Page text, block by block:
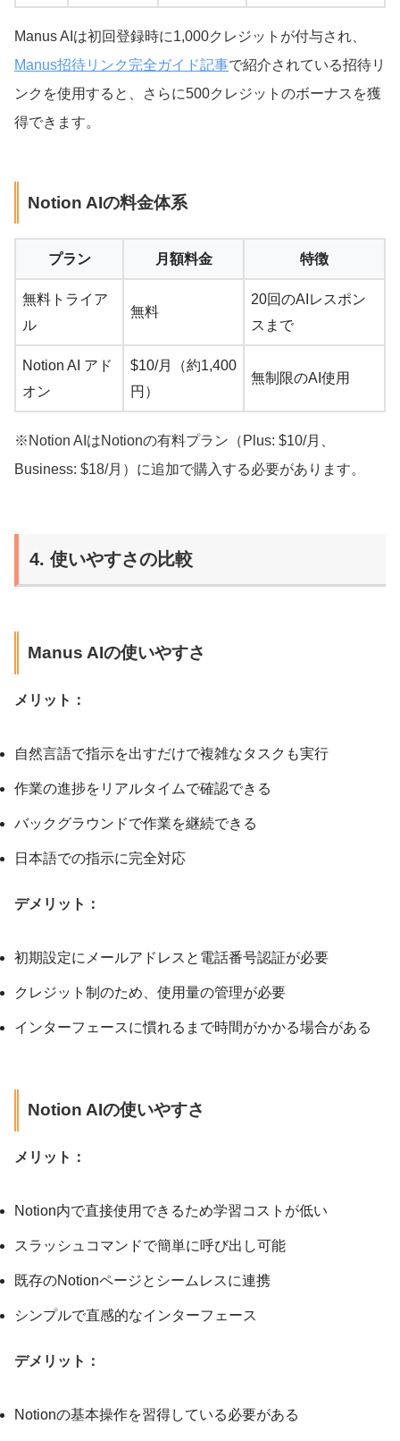
Manus AIは初回登録時に1,000クレジットが付与され、
Manus招待リンク完全ガイド記事で紹介されている招待リ
ンクを使用すると、さらに500クレジットのボーナスを獲
得できます。
Notion AIの料金体系
プラン 月額料金 特徴
無料トライア
ル
無料
20回のAIレスポン
スまで
Notion AI アド
オン
$10/月（約1,400
円）
無制限のAI使用
※Notion AIはNotionの有料プラン（Plus: $10/月、
Business: $18/月）に追加で購入する必要があります。
4. 使いやすさの比較
Manus AIの使いやすさ
メリット：
自然言語で指示を出すだけで複雑なタスクも実行
作業の進捗をリアルタイムで確認できる
バックグラウンドで作業を継続できる
日本語での指示に完全対応
デメリット：
初期設定にメールアドレスと電話番号認証が必要
クレジット制のため、使用量の管理が必要
インターフェースに慣れるまで時間がかかる場合がある
Notion AIの使いやすさ
メリット：
Notion内で直接使用できるため学習コストが低い
スラッシュコマンドで簡単に呼び出し可能
既存のNotionページとシームレスに連携
シンプルで直感的なインターフェース
デメリット：
Notionの基本操作を習得している必要がある